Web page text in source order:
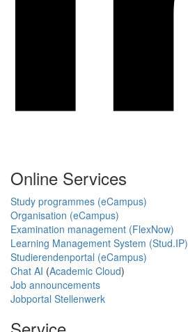
Online Services
Study programmes (eCampus)
Organisation (eCampus)
Examination management (FlexNow)
Learning Management System (Stud.IP)
Studierendenportal (eCampus)
Chat AI (Academic Cloud)
Job announcements
Jobportal Stellenwerk